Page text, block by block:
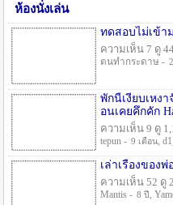
ห้องนั่งเล่น
ทดสอบไม่เข้า
ความเห็น 7 ดู
ตนทำกระดาษ -
พักนี้เงียบเหง
อน
ความเห็น 9 ดู
tepun - 9 เดือน,
เล่าเรื่องของพ่
ความเห็น 52 ดู
Mantis - 8 ปี ,